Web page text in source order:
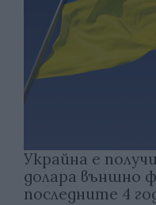
Украйна е
долара външно
последните 4